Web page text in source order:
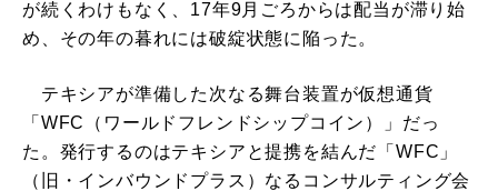
が続くわけもなく、17年9月ごろからは配当が滞り始
め、その年の暮れには破綻状態に陥った。
テキシアが準備した次なる舞台装置が仮想通貨
「WFC（ワールドフレンドシップコイン）」だっ
た。発行するのはテキシアと提携を結んだ「WFC」
（旧・インバウンドプラス）なるコンサルティング会